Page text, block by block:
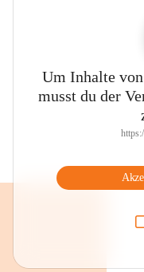
Um Inhalte
musst du der